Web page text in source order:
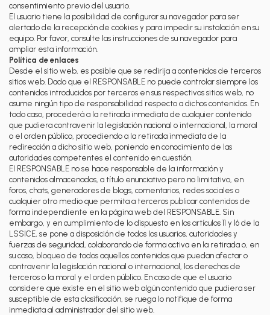
consentimiento previo del usuario.
El usuario tiene la posibilidad de configurar su navegador para ser
alertado de la recepción de cookies y para impedir su instalación en su
equipo. Por favor, consulte las instrucciones de su navegador para
ampliar esta información.
Política de enlaces
Desde el sitio web, es posible que se redirija a contenidos de terceros
sitios web. Dado que el RESPONSABLE no puede controlar siempre los
contenidos introducidos por terceros en sus respectivos sitios web, no
asume ningún tipo de responsabilidad respecto a dichos contenidos. En
todo caso, procederá a la retirada inmediata de cualquier contenido
que pudiera contravenir la legislación nacional o internacional, la moral
o el orden público, procediendo a la retirada inmediata de la
redirección a dicho sitio web, poniendo en conocimiento de las
autoridades competentes el contenido en cuestión.
El RESPONSABLE no se hace responsable de la información y
contenidos almacenados, a título enunciativo pero no limitativo, en
foros, chats, generadores de blogs, comentarios, redes sociales o
cualquier otro medio que permita a terceros publicar contenidos de
forma independiente en la página web del RESPONSABLE. Sin
embargo, y en cumplimiento de lo dispuesto en los artículos 11 y 16 de la
LSSICE, se pone a disposición de todos los usuarios, autoridades y
fuerzas de seguridad, colaborando de forma activa en la retirada o, en
su caso, bloqueo de todos aquellos contenidos que puedan afectar o
contravenir la legislación nacional o internacional, los derechos de
terceros o la moral y el orden público. En caso de que el usuario
considere que existe en el sitio web algún contenido que pudiera ser
susceptible de esta clasificación, se ruega lo notifique de forma
inmediata al administrador del sitio web.